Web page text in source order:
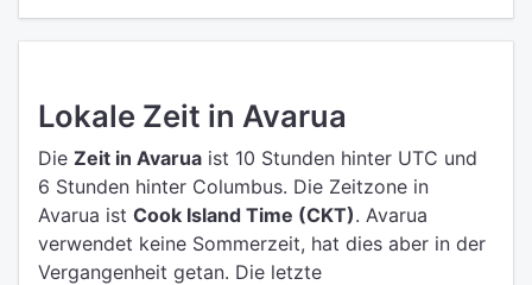
Lokale Zeit in Avarua
Die Zeit in Avarua ist 10 Stunden hinter UTC und
6 Stunden hinter Columbus. Die Zeitzone in
Avarua ist Cook Island Time (CKT). Avarua
verwendet keine Sommerzeit, hat dies aber in der
Vergangenheit getan. Die letzte